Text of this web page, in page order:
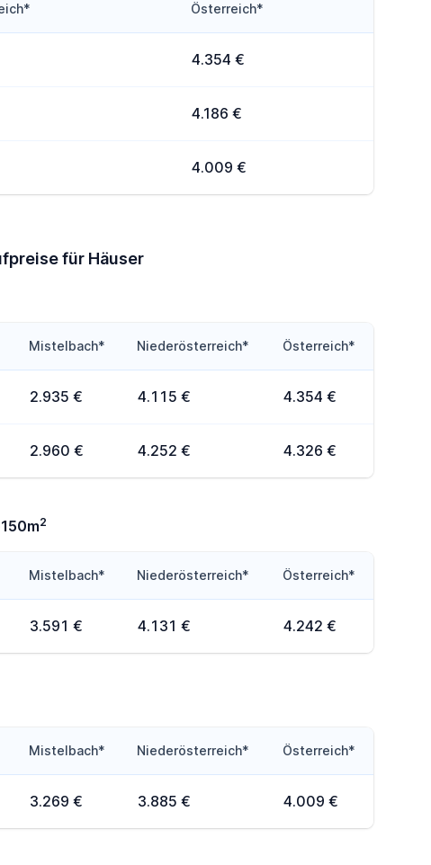
Österreich*
4.354 €
4.186 €
4.009 €
für Häuser
Mistelbach* Niederösterreich* Österreich*
2.935 € 4.115 € 4.354 €
2.960 € 4.252 € 4.326 €
2
Mistelbach* Niederösterreich* Österreich*
3.591 € 4.131 € 4.242 €
Mistelbach* Niederösterreich* Österreich*
3.269 € 3.885 € 4.009 €